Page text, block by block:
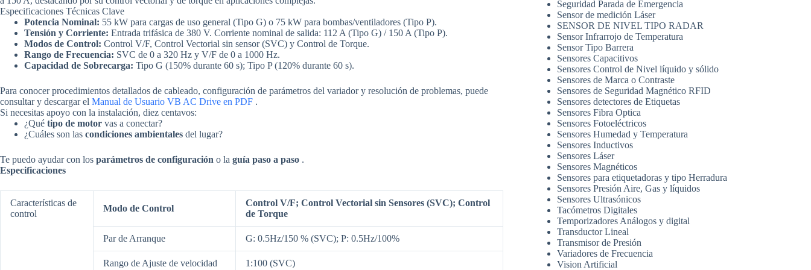
Especificaciones Técnicas Clave
Potencia Nominal: 55 kW para cargas de uso general (Tipo G) o 75 kW para bombas/ventiladores (Tipo P).
Tensión y Corriente: Entrada trifásica de 380 V. Corriente nominal de salida: 112 A (Tipo G) / 150 A (Tipo P).
Modos de Control: Control V/F, Control Vectorial sin sensor (SVC) y Control de Torque.
Rango de Frecuencia: SVC de 0 a 320 Hz y V/F de 0 a 1000 Hz.
Capacidad de Sobrecarga: Tipo G (150% durante 60 s); Tipo P (120% durante 60 s).
Para conocer procedimientos detallados de cableado, configuración de parámetros del variador y resolución de problemas, puede
consultar y descargar el Manual de Usuario VB AC Drive en PDF .
Si necesitas apoyo con la instalación, diez centavos:
¿Qué tipo de motor vas a conectar?
¿Cuáles son las condiciones ambientales del lugar?
Te puedo ayudar con los parámetros de configuración o la guía paso a paso .
Especificaciones
Características de
control
Modo de Control
Control V/F; Control Vectorial sin Sensores (SVC); Control
de Torque
Par de Arranque G: 0.5Hz/150 % (SVC); P: 0.5Hz/100%
Rango de Ajuste de velocidad 1:100 (SVC)
Seguridad Parada de Emergencia
Sensor de medición Láser
SENSOR DE NIVEL TIPO RADAR
Sensor Infrarrojo de Temperatura
Sensor Tipo Barrera
Sensores Capacitivos
Sensores Control de Nivel líquido y sólido
Sensores de Marca o Contraste
Sensores de Seguridad Magnético RFID
Sensores detectores de Etiquetas
Sensores Fibra Optica
Sensores Fotoeléctricos
Sensores Humedad y Temperatura
Sensores Inductivos
Sensores Láser
Sensores Magnéticos
Sensores para etiquetadoras y tipo Herradura
Sensores Presión Aire, Gas y líquidos
Sensores Ultrasónicos
Tacómetros Digitales
Temporizadores Análogos y digital
Transductor Lineal
Transmisor de Presión
Variadores de Frecuencia
Vision Artificial